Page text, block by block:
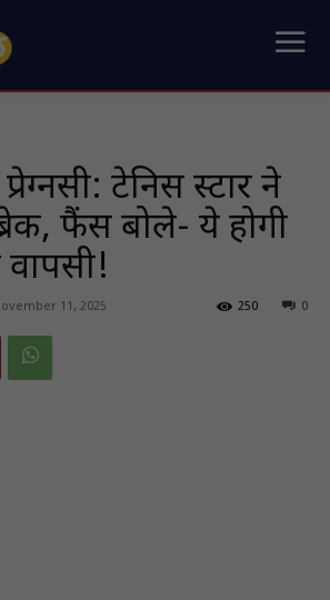
टेनिस स्टार ने
फैंस बोले- ये होगी
11, 2025 0
250